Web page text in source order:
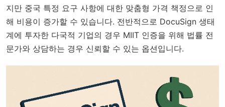
지만 중국 특정 요구 사항에 대한 맞춤형 가격 책정으로 인
해 비용이 증가할 수 있습니다. 전반적으로 DocuSign 생태
계에 투자한 다국적 기업의 경우 MIIT 인증을 위해 법률 전
문가와 상담하는 경우 신뢰할 수 있는 옵션입니다.